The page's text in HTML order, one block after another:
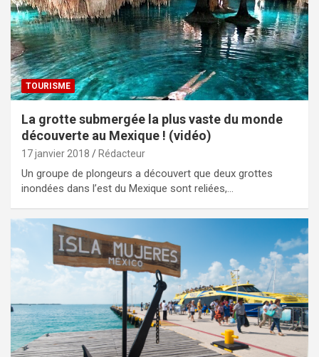
TOURISME
La grotte submergée la plus vaste du monde
découverte au Mexique ! (vidéo)
17 janvier 2018 Rédacteur
Un groupe de plongeurs a découvert que deux grottes
inondées dans l’est du Mexique sont reliées,…